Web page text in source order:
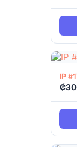
IP
₡